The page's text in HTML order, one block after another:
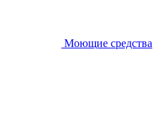
Моющие средства